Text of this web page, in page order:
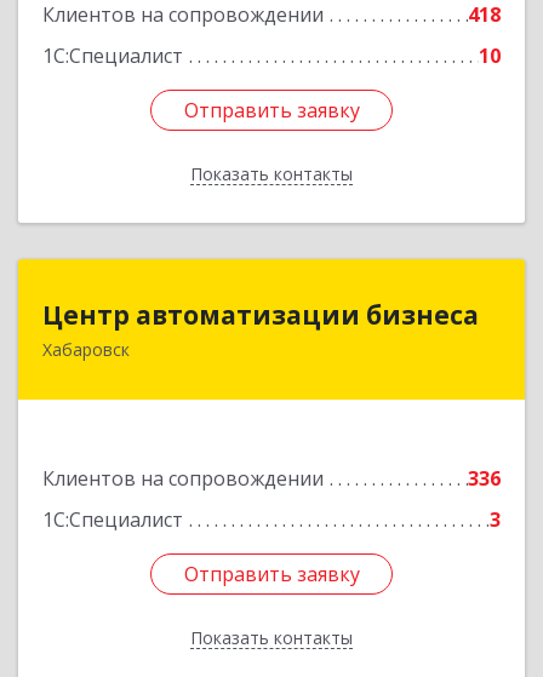
Клиентов на сопровождении
418
1С:Специалист
10
Отправить заявку
Показать контакты
Отправить заявку
Назад
Центр автоматизации бизнеса
Хабаровск
Клиентов на сопровождении
336
1С:Специалист
3
Отправить заявку
Показать контакты
Центр автоматизации бизнеса
680030, Хабаровский край, Хабаровск г, Ленина
Отправить заявку
Назад